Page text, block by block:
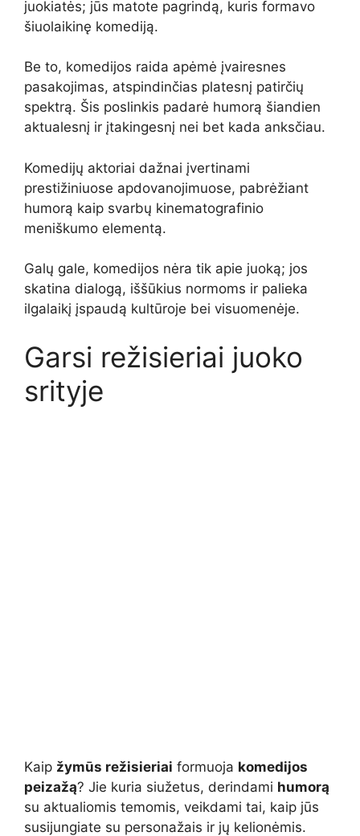
juokiatės; jūs matote pagrindą, kuris formavo
šiuolaikinę komediją.
Be to, komedijos raida apėmė įvairesnes
pasakojimas, atspindinčias platesnį patirčių
spektrą. Šis poslinkis padarė humorą šiandien
aktualesnį ir įtakingesnį nei bet kada anksčiau.
Komedijų aktoriai dažnai įvertinami
prestižiniuose apdovanojimuose, pabrėžiant
humorą kaip svarbų kinematografinio
meniškumo elementą.
Galų gale, komedijos nėra tik apie juoką; jos
skatina dialogą, iššūkius normoms ir palieka
ilgalaikį įspaudą kultūroje bei visuomenėje.
Garsi režisieriai juoko
srityje
Kaip žymūs režisieriai formuoja komedijos
peizažą? Jie kuria siužetus, derindami humorą
su aktualiomis temomis, veikdami tai, kaip jūs
susijungiate su personažais ir jų kelionėmis.